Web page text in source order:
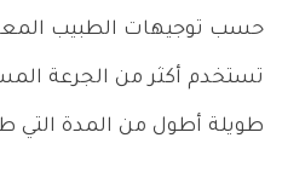
حسب توجيهات الطبيب
تستخدم أكثر من الجرعة
طويلة أطول من المدة التي